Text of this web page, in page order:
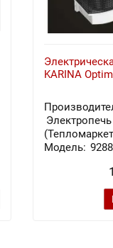
KARINA
Электропечь
Модель: 9288